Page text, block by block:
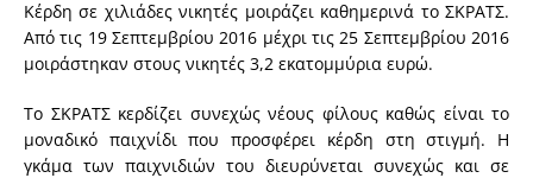
Κέρδη σε χιλιάδες νικητές μοιράζει καθημερινά το ΣΚΡΑΤΣ.
Από τις 19 Σεπτεμβρίου 2016 μέχρι τις 25 Σεπτεμβρίου 2016
μοιράστηκαν στους νικητές 3,2 εκατομμύρια ευρώ.
Το ΣΚΡΑΤΣ κερδίζει συνεχώς νέους φίλους καθώς είναι το
μοναδικό παιχνίδι που προσφέρει κέρδη στη στιγμή. Η
γκάμα των παιχνιδιών του διευρύνεται συνεχώς και σε